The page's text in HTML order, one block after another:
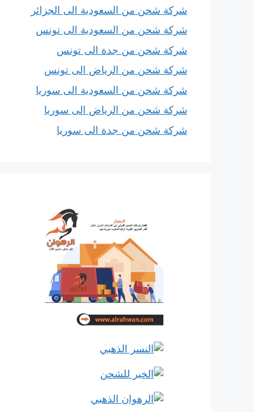
شركة شحن من السعودية الى الجزائر
شركة شحن من السعودية الى تونس
شركة شحن من جدة الى تونس
شركة شحن من الرياض الى تونس
شركة شحن من السعودية الى سوريا
شركة شحن من الرياض الى سوريا
شركة شحن من جدة الى سوريا